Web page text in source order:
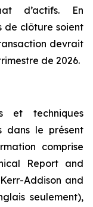
d’actifs. En
de clôture soient
devrait
de 2026.
et techniques
dans le présent
comprise
Report and
Addison and
seulement),